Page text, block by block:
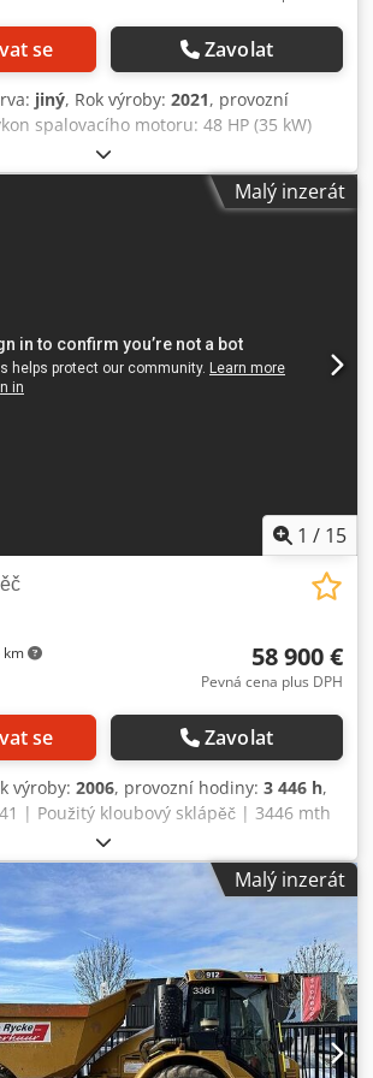
se Zavolat
jiný, Rok výroby: 2021, provozní
spalovacího motoru: 48 HP (35 kW)
vozidla (GVW): 2 700 kg Výrobce motoru:
100 kg CE značka: ano Sériové číslo:
prodej! Prohlédněte si naši webovou
z široké nabídky strojů připravených k
možností, než kolik najdete online,
vám je zašleme. Jsme vám k
angličtině, francouzštině,
a ruštině. Dodpfx Aiszdx Ilofock
Malý inzerát
1 / 15
km 58 900 €
Pevná cena plus DPH
se Zavolat
výroby: 2006, provozní hodiny: 3 446 h,
| Použitý kloubový sklápěč | 3446 mth
Aifek 📍 Lokalita: Německo 🚛 Doručení k
– použijte naši kalkulačku dopravy k
nákladů! 💰 Kup nyní za 58 900 EUR
cenu. Platba při dodání dostupná za
schválení)* 👷‍♂️ Zkontrolováno
64 kontrolních bodů: 56 v pořádku ✅
ℹ️ 0 závažných vad ⚠️ 📌
Uvedené vozidlo vykazuje stav
počtu motohodin. 📄 Chcete vidět
zprávu, další fotografie nebo video?
Malý inzerát